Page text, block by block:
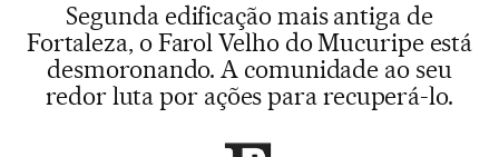
Segunda edificação mais antiga de
Fortaleza, o Farol Velho do Mucuripe está
desmoronando. A comunidade ao seu
redor luta por ações para recuperá-lo.